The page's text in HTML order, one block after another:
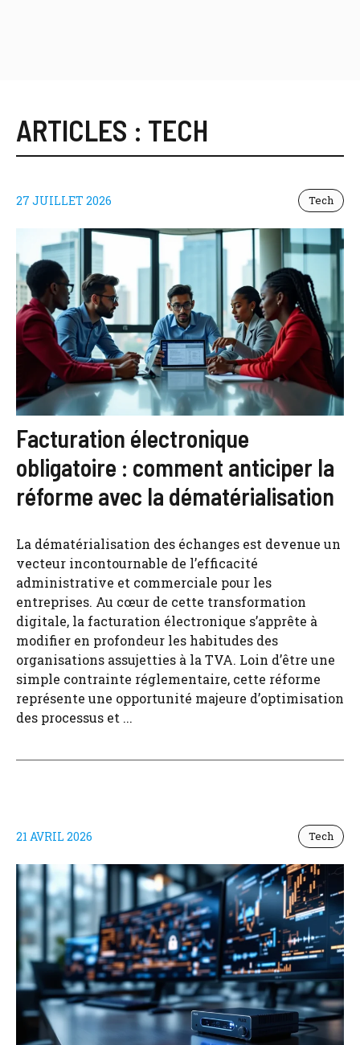
ARTICLES : TECH
27 JUILLET 2026 Tech
Facturation électronique
obligatoire : comment anticiper la
réforme avec la dématérialisation
La dématérialisation des échanges est devenue un
vecteur incontournable de l’efficacité
administrative et commerciale pour les
entreprises. Au cœur de cette transformation
digitale, la facturation électronique s’apprête à
modifier en profondeur les habitudes des
organisations assujetties à la TVA. Loin d’être une
simple contrainte réglementaire, cette réforme
représente une opportunité majeure d’optimisation
des processus et ...
21 AVRIL 2026 Tech